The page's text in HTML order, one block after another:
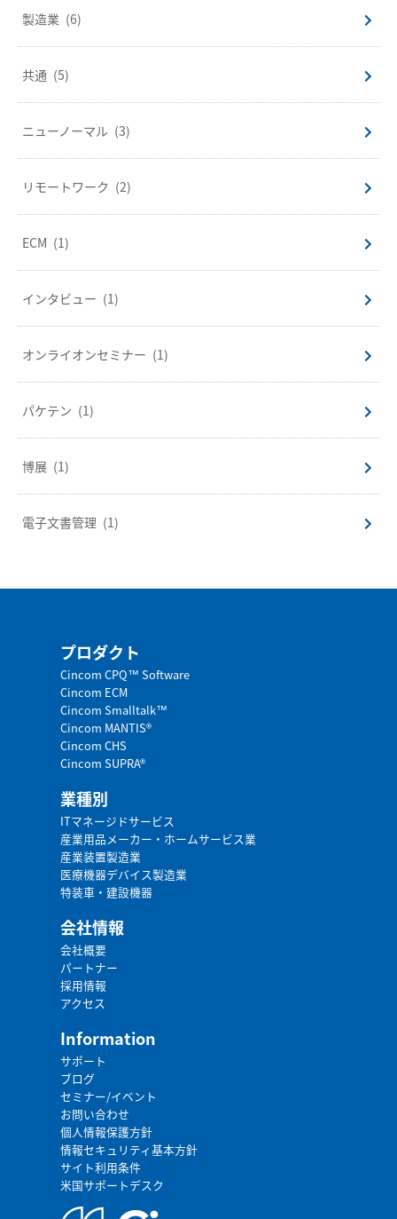
製造業 (6)
共通 (5)
ニューノーマル (3)
リモートワーク (2)
ECM (1)
インタビュー (1)
オンライオンセミナー (1)
パケテン (1)
博展 (1)
電子文書管理 (1)
プロダクト
Cincom CPQ™ Software
Cincom ECM
Cincom Smalltalk™
Cincom MANTIS®
Cincom CHS
Cincom SUPRA®
業種別
ITマネージドサービス
産業用品メーカー・ホームサービス業
産業装置製造業
医療機器デバイス製造業
特装車・建設機器
会社情報
会社概要
パートナー
採用情報
アクセス
Information
サポート
ブログ
セミナー/イベント
お問い合わせ
個人情報保護方針
情報セキュリティ基本方針
サイト利用条件
米国サポートデスク